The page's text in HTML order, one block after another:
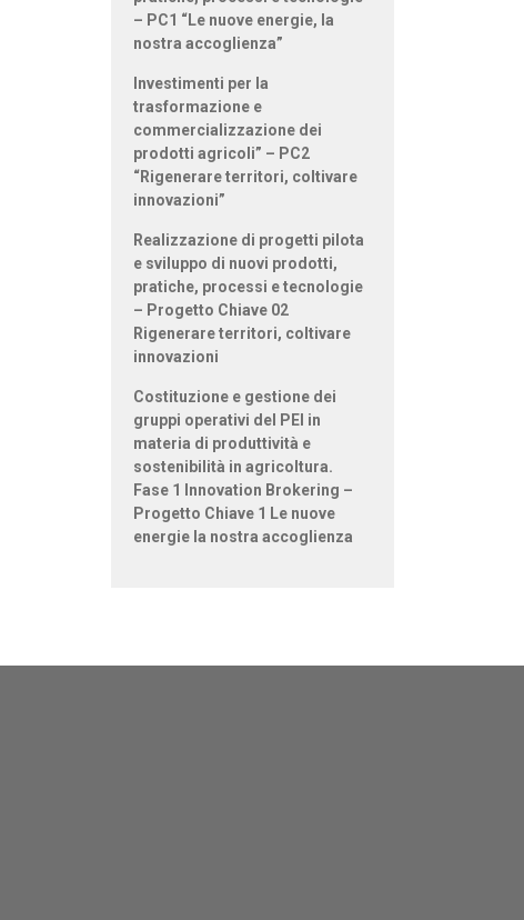
– PC1 “Le nuove energie, la
nostra accoglienza”
Investimenti per la
trasformazione e
commercializzazione dei
prodotti agricoli” – PC2
“Rigenerare territori, coltivare
innovazioni”
Realizzazione di progetti pilota
e sviluppo di nuovi prodotti,
pratiche, processi e tecnologie
– Progetto Chiave 02
Rigenerare territori, coltivare
innovazioni
Costituzione e gestione dei
gruppi operativi del PEI in
materia di produttività e
sostenibilità in agricoltura.
Fase 1 Innovation Brokering –
Progetto Chiave 1 Le nuove
energie la nostra accoglienza